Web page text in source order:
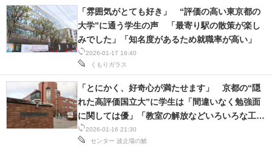
2026-01-17 16:40
くもりガラス
「雰囲気がとても好き」 “評価の高い東京都の
大学”に通う学生の声 「最寄り駅の散策が楽し
みでした」「知名度があるため就職率が高い」
2026-01-16 21:30
センター 波止場の鯱
「とにかく、好奇心が満たせます」 京都の“隠
れた高評価国立大”に学生は「間違いなく勉強面
に関しては優」「教室の解放などいろいろな工夫
をしています」の声